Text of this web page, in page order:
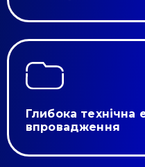
Глибока технічна
впровадження